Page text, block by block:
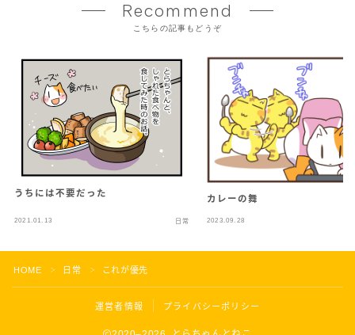
Recommend
こちらの記事もどうぞ
うちには不要だった
2021.01.13 日常
カレーの舞
2023.09.28
HOME ＞ 日常 ＞ これが優先
運営者情報 プライバシーポリシー